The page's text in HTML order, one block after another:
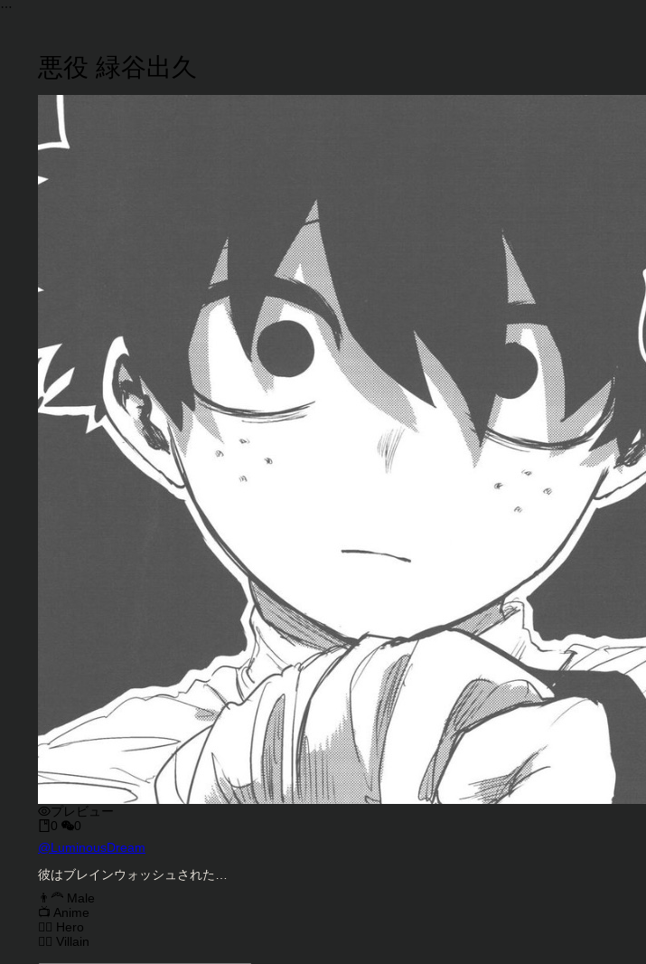
悪役 緑谷出久
プレビュー
0
0
キャラクタークリエイター
@LuminousDream
キャラクター説明
彼はブレインウォッシュされた…
キャラクタータグ
👨‍🦰 Male
📺 Anime
🦸‍♂️ Hero
🦹‍♂️ Villain